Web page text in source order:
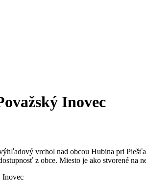
Inovec
vrchol nad obcou Hubina pri
z obce. Miesto je ako stvorené na